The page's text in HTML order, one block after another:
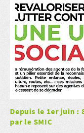
Depuis le 1er juin :
par le SMIC